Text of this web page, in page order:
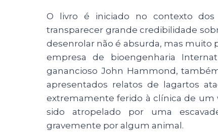
O livro é iniciado no contexto dos
transparecer grande credibilidade
desenrolar não é absurda, mas muito
empresa de bioengenharia
ganancioso John Hammond,
apresentados relatos de lagartos
extremamente ferido à clínica de um
sido atropelado por uma
gravemente por algum animal.